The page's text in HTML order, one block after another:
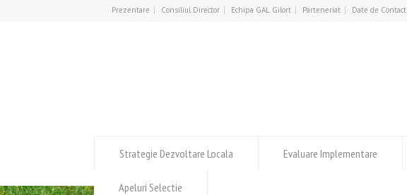
Prezentare Consiliul Director Echipa GAL Gilort Parteneriat Date de Contact
Strategie Dezvoltare Locala Evaluare Implementare
Apeluri Selectie